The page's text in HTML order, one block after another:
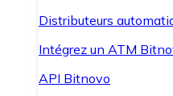
Distributeurs
Intégrez un ATM
API Bitnovo